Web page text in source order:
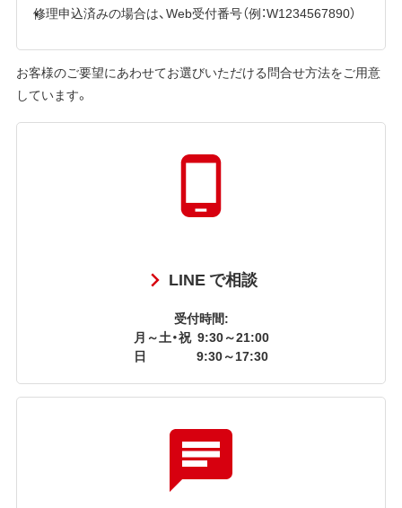
修理申込済みの場合は、Web受付番号（例：W1234567890）
お客様のご要望にあわせてお選びいただける問合せ方法をご用意
しています。
LINE で相談
受付時間:
月～土・祝 9:30～21:00
日
9:30～17:30